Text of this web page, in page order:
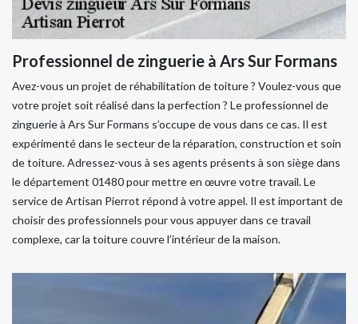
Professionnel de zinguerie à Ars Sur Formans
Avez-vous un projet de réhabilitation de toiture ? Voulez-vous que
votre projet soit réalisé dans la perfection ? Le professionnel de
zinguerie à Ars Sur Formans s’occupe de vous dans ce cas. Il est
expérimenté dans le secteur de la réparation, construction et soin
de toiture. Adressez-vous à ses agents présents à son siège dans
le département 01480 pour mettre en œuvre votre travail. Le
service de Artisan Pierrot répond à votre appel. Il est important de
choisir des professionnels pour vous appuyer dans ce travail
complexe, car la toiture couvre l’intérieur de la maison.